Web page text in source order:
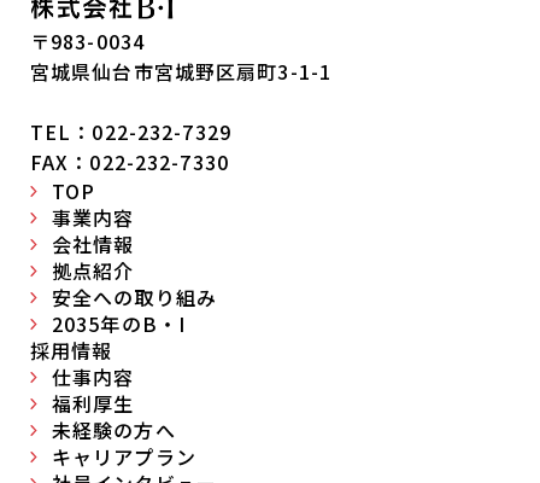
〒983-0034
宮城県仙台市宮城野区扇町3-1-1
TEL：022-232-7329
FAX：022-232-7330
TOP
事業内容
会社情報
拠点紹介
安全への取り組み
2035年のB・I
採用情報
仕事内容
福利厚生
未経験の方へ
キャリアプラン